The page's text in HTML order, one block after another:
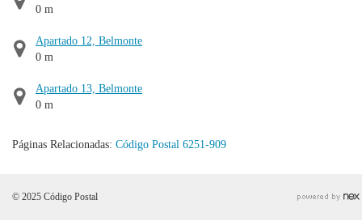
0 m
Apartado 12, Belmonte
0 m
Apartado 13, Belmonte
0 m
Páginas Relacionadas: Código Postal 6251-909
© 2025 Código Postal